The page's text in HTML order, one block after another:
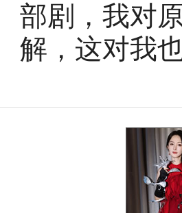
部剧，我对
解，这对我